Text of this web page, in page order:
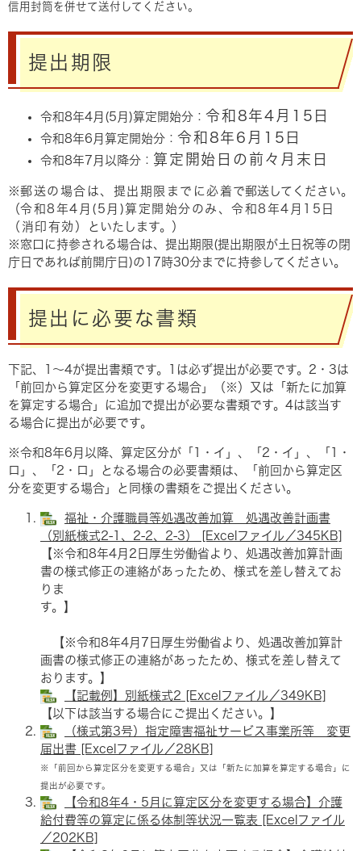
信用封筒を併せて送付してください。
提出期限
令和8年4月(5月)算定開始分： 令和8年4月15日
令和8年6月算定開始分： 令和8年6月15日
令和8年7月以降分： 算定開始日の前々月末日
※郵送の場合は、提出期限までに必着 で郵送してください。
（令和8年4月(5月)算定開始分のみ、令和8年4月15日
（消印有効）
といたします。）
※窓口に持参される場合は、提出期限(提出期限が土日祝等の閉
庁日であれば前開庁日)の17時30分までに持参してください。
提出に必要な書類
下記、1～4が提出書類です。1は必ず提出が必要です。2・3は
「前回から算定区分を変更する場合」（※）又は「新たに加算
を算定する場合」に追加で提出が必要な書類です。4は該当す
る場合に提出が必要です。
※令和8年6月以降、算定区分が「1・イ」、「2・イ」、「1・
ロ」、「2・ロ」となる場合の必要書類は、「前回から算定区
分を変更する場合」と同様の書類をご提出ください。
福祉・介護職員等処遇改善加算 処遇改善計画書
（別紙様式2-1、2-2、2-3） [Excelファイル／345KB]
【※令和8年4月2日厚生労働省より、処遇改善加算計画
書の様式修正の連絡があったため、様式を差し替えてお
りま
す。】
【※令和8年4月7日厚生労働省より、処遇改善加算計
画書の様式修正の連絡があったため、様式を差し替えて
おります。】​
【記載例】別紙様式2 [Excelファイル／349KB]
【以下は該当する場合にご提出ください。】
（様式第3号）指定障害福祉サービス事業所等 変更
届出書 [Excelファイル／28KB]
※「前回から算定区分を変更する場合」又は「新たに加算を算定する場合」に
提出が必要です。
【令和8年4・5月に算定区分を変更する場合】介護
給付費等の算定に係る体制等状況一覧表 [Excelファイル
／202KB]